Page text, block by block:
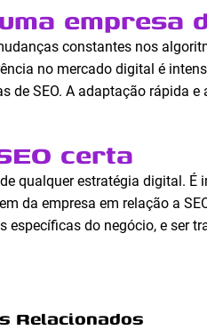
empresa
constantes nos
no mercado digital é
SEO. A adaptação rápida
certa
qualquer estratégia digital.
da empresa em relação a
do negócio, e ser
Relacionados